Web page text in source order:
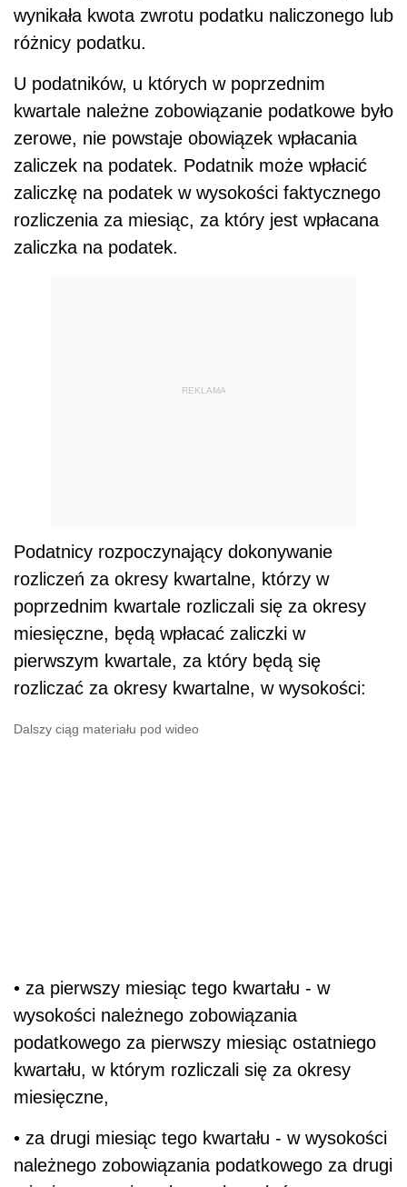
wynikała kwota zwrotu podatku naliczonego lub
różnicy podatku.
U podatników, u których w poprzednim
kwartale należne zobowiązanie podatkowe było
zerowe, nie powstaje obowiązek wpłacania
zaliczek na podatek. Podatnik może wpłacić
zaliczkę na podatek w wysokości faktycznego
rozliczenia za miesiąc, za który jest wpłacana
zaliczka na podatek.
REKLAMA
Podatnicy rozpoczynający dokonywanie
rozliczeń za okresy kwartalne, którzy w
poprzednim kwartale rozliczali się za okresy
miesięczne, będą wpłacać zaliczki w
pierwszym kwartale, za który będą się
rozliczać za okresy kwartalne, w wysokości:
Dalszy ciąg materiału pod wideo
• za pierwszy miesiąc tego kwartału - w
wysokości należnego zobowiązania
podatkowego za pierwszy miesiąc ostatniego
kwartału, w którym rozliczali się za okresy
miesięczne,
• za drugi miesiąc tego kwartału - w wysokości
należnego zobowiązania podatkowego za drugi